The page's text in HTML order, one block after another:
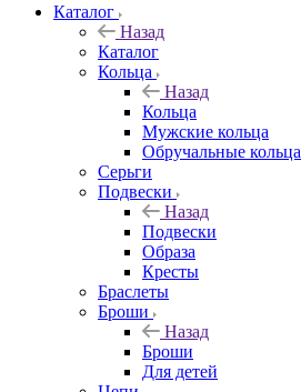
Каталог
Назад
Каталог
Кольца
Назад
Кольца
Мужские кольца
Обручальные кольца
Серьги
Подвески
Назад
Подвески
Образа
Кресты
Браслеты
Броши
Назад
Броши
Для детей